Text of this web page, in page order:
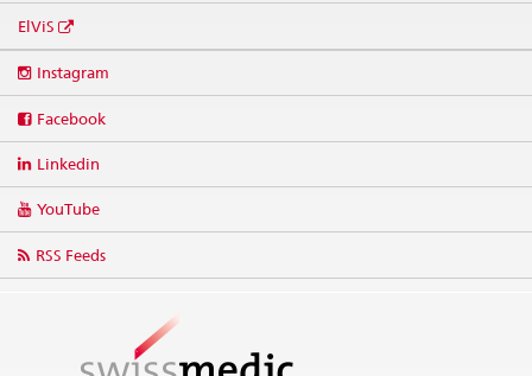
ElViS
media
Instagram
Facebook
Linkedin
YouTube
RSS Feeds